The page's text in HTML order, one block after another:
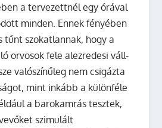
a tervezettnél egy órával
minden. Ennek fényében
tűnt szokatlannak, hogy a
orvosok fele alezredesi váll-
valószínűleg nem csigázta
mint inkább a különféle
a barokamrás tesztek,
szimulált